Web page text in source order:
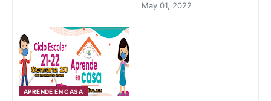
May 01, 2022
APRENDE EN CASA